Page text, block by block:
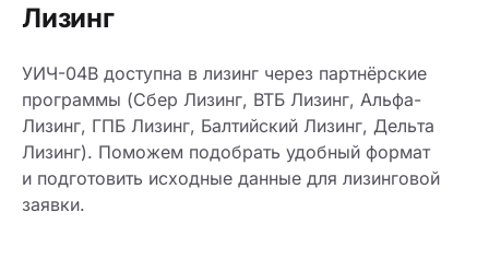
Лизинг
УИЧ-04В доступна в лизинг через партнёрские
программы (Сбер Лизинг, ВТБ Лизинг, Альфа-
Лизинг, ГПБ Лизинг, Балтийский Лизинг, Дельта
Лизинг). Поможем подобрать удобный формат
и подготовить исходные данные для лизинговой
заявки.